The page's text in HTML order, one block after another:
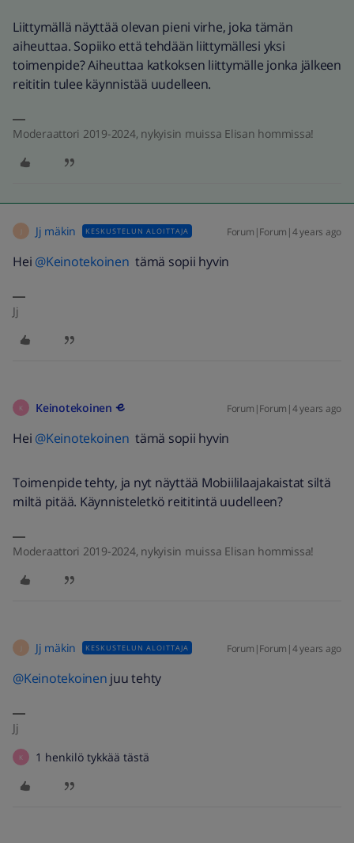
Liittymällä näyttää olevan pieni virhe, joka tämän
aiheuttaa. Sopiiko että tehdään liittymällesi yksi
toimenpide? Aiheuttaa katkoksen liittymälle jonka jälkeen
reititin tulee käynnistää uudelleen.
Moderaattori 2019-2024, nykyisin muissa Elisan hommissa!
Jj mäkin KESKUSTELUN ALOITTAJA Forum|Forum|4 years ago
Hei @Keinotekoinen tämä sopii hyvin
Jj
K Keinotekoinen Forum|Forum|4 years ago
Hei @Keinotekoinen tämä sopii hyvin
Toimenpide tehty, ja nyt näyttää Mobiililaajakaistat siltä
miltä pitää. Käynnisteletkö reititintä uudelleen?
Moderaattori 2019-2024, nykyisin muissa Elisan hommissa!
Jj mäkin KESKUSTELUN ALOITTAJA Forum|Forum|4 years ago
@Keinotekoinen juu tehty
Jj
K 1 henkilö tykkää tästä